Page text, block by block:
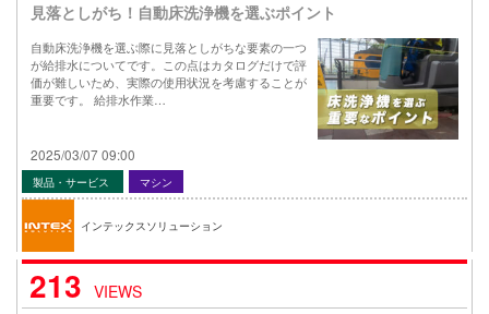
見落としがち！自動床洗浄機を選ぶポイント
自動床洗浄機を選ぶ際に見落としがちな要素の一つ
が給排水についてです。この点はカタログだけで評
価が難しいため、実際の使用状況を考慮することが
重要です。 給排水作業…
2025/03/07 09:00
製品・サービス マシン
インテックスソリューション
213 VIEWS